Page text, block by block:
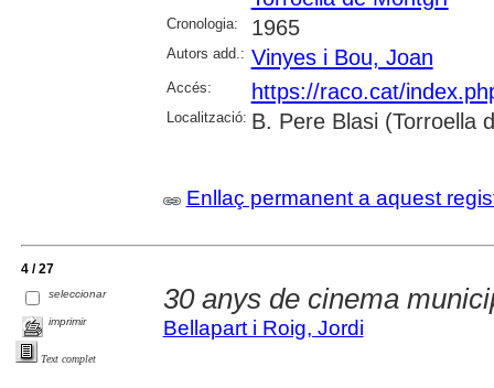
Cronologia: 1965
Autors add.: Vinyes i Bou, Joan
Accés: https://raco.cat/
Localització: B. Pere Blasi (Torroella
Enllaç permanent a aquest
4 / 27
seleccionar
imprimir
Text complet
30 anys de cinema
Bellapart i Roig, Jordi